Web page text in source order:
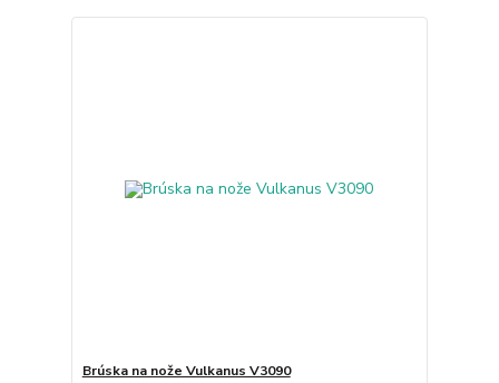
Brúska na nože Vulkanus V3090